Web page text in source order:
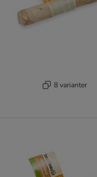
8 varianter